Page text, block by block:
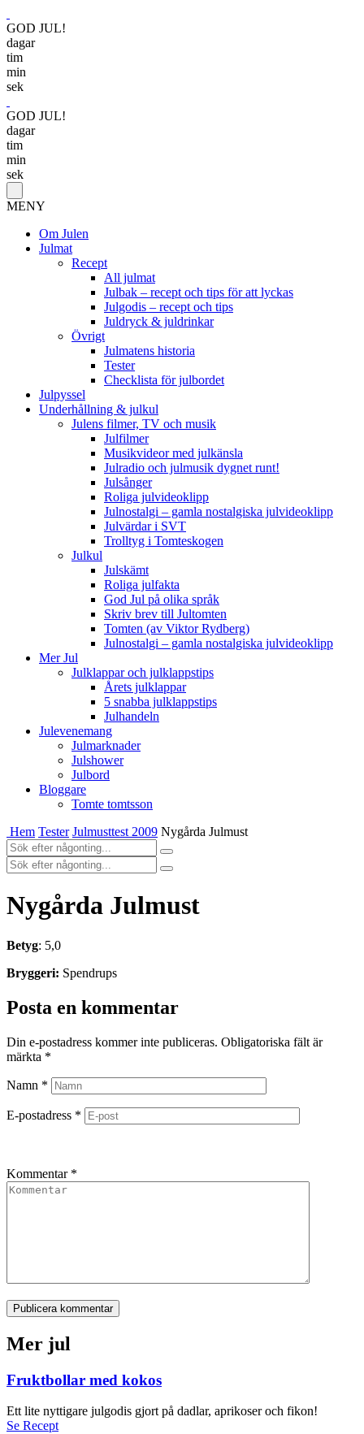
GOD JUL!
dagar
tim
min
sek
GOD JUL!
dagar
tim
min
sek
MENY
Om Julen
Julmat
Recept
All julmat
Julbak – recept och tips för att lyckas
Julgodis – recept och tips
Juldryck & juldrinkar
Övrigt
Julmatens historia
Tester
Checklista för julbordet
Julpyssel
Underhållning & julkul
Julens filmer, TV och musik
Julfilmer
Musikvideor med julkänsla
Julradio och julmusik dygnet runt!
Julsånger
Roliga julvideoklipp
Julnostalgi – gamla nostalgiska julvideoklipp
Julvärdar i SVT
Trolltyg i Tomteskogen
Julkul
Julskämt
Roliga julfakta
God Jul på olika språk
Skriv brev till Jultomten
Tomten (av Viktor Rydberg)
Julnostalgi – gamla nostalgiska julvideoklipp
Mer Jul
Julklappar och julklappstips
Årets julklappar
5 snabba julklappstips
Julhandeln
Julevenemang
Julmarknader
Julshower
Julbord
Bloggare
Tomte tomtsson
Hem Tester Julmusttest 2009 Nygårda Julmust
Nygårda Julmust
Betyg: 5,0
Bryggeri: Spendrups
Posta en kommentar
Din e-postadress kommer inte publiceras. Obligatoriska fält är
märkta *
Namn *
E-postadress *
Kommentar *
Publicera kommentar
Mer jul
Fruktbollar med kokos
Ett lite nyttigare julgodis gjort på dadlar, aprikoser och fikon!
Se Recept